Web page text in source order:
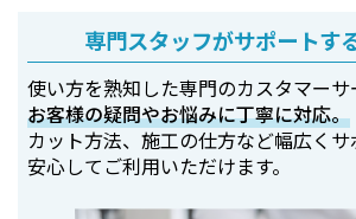
専門スタッフがサポートす
使い方を熟知した専門のカスタマーサ
お客様の疑問やお悩みに丁寧に対応。
カット方法、施工の仕方など幅広くサ
安心してご利用いただけます。